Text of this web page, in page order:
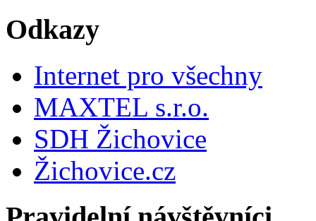
Odkazy
Internet pro všechny
MAXTEL s.r.o.
SDH Žichovice
Žichovice.cz